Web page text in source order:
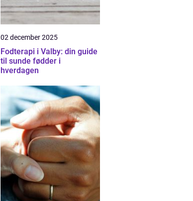
02 december 2025
Fodterapi i Valby: din guide
til sunde fødder i
hverdagen